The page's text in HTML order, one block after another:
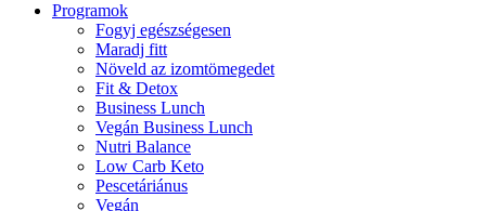
Programok
Fogyj egészségesen
Maradj fitt
Növeld az izomtömegedet
Fit & Detox
Business Lunch
Vegán Business Lunch
Nutri Balance
Low Carb Keto
Pescetáriánus
Vegán